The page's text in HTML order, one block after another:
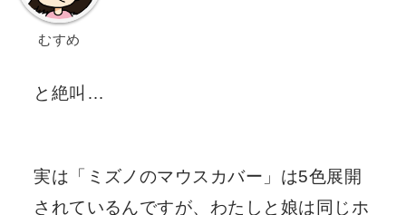
むすめ
と絶叫…
実は「ミズノのマウスカバー」は5色展開
されているんですが、わたしと娘は同じホ